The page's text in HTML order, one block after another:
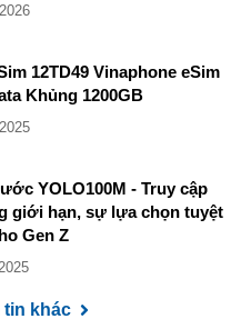
12TD49 Vinaphone eSim
Khủng 1200GB
YOLO100M - Truy cập
giới hạn, sự lựa chọn tuyệt
Gen Z
tin khác